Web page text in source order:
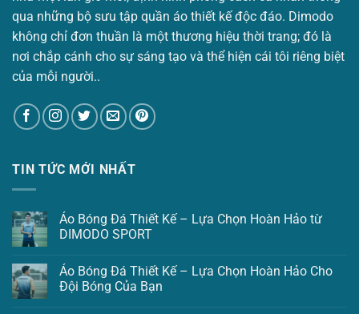
qua những bộ sưu tập quần áo thiết kế độc đáo. Dimodo
không chỉ đơn thuần là một thương hiệu thời trang; đó là
nơi chắp cánh cho sự sáng tạo và thể hiện cái tôi riêng biệt
của mỗi người..
TIN TỨC MỚI NHẤT
Áo Bóng Đá Thiết Kế – Lựa Chọn Hoàn Hảo từ
DIMODO SPORT
Áo Bóng Đá Thiết Kế – Lựa Chọn Hoàn Hảo Cho
Đội Bóng Của Bạn